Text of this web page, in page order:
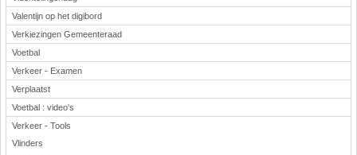
Valentijn op het digibord
Verkiezingen Gemeenteraad
Voetbal
Verkeer - Examen
Verplaatst
Voetbal : video's
Verkeer - Tools
Vlinders